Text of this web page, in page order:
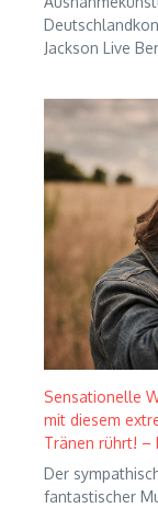
Jackson Live
Sensationelle
mit diesem
Tränen rührt! –
Der
fantastischer